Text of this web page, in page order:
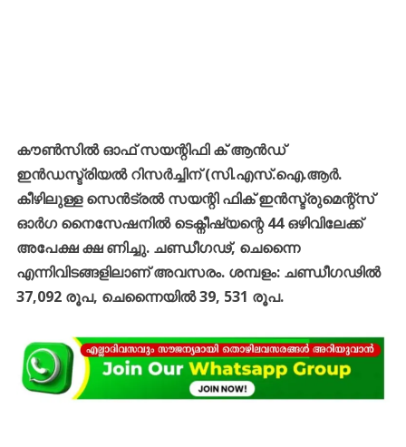
കൗൺസിൽ ഓഫ് സയന്റിഫി ക് ആൻഡ്
ഇൻഡസ്ട്രിയൽ റിസർച്ചിന് (സി.എസ്.ഐ.ആർ.
കീഴിലുള്ള സെൻട്രൽ സയന്റി ഫിക് ഇൻസ്ട്രുമെന്റ്സ്
ഓർഗ നൈസേഷനിൽ ടെക്നീഷ്യന്റെ 44 ഒഴിവിലേക്ക്
അപേക്ഷ ക്ഷ ണിച്ചു. ചണ്ഡീഗഢ്, ചെന്നൈ
എന്നിവിടങ്ങളിലാണ് അവസരം. ശമ്പളം: ചണ്ഡീഗഢിൽ
37,092 രൂപ, ചെന്നൈയിൽ 39, 531 രൂപ.